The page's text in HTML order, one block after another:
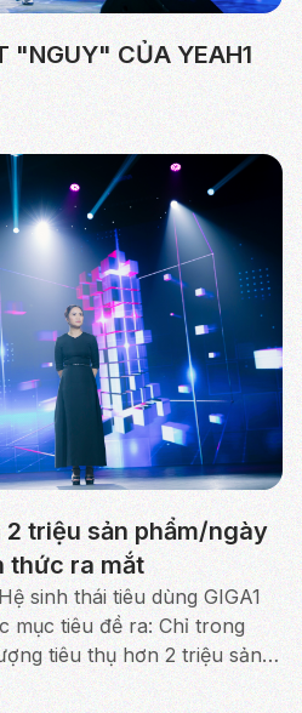
"NGUY" CỦA YEAH1
2 triệu sản phẩm/ngày
thức ra mắt
sinh thái tiêu dùng GIGA1
mục tiêu đề ra: Chỉ trong
tiêu thụ hơn 2 triệu sản
vươn tới, gồm các m...